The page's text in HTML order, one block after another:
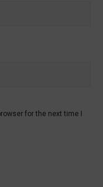
for the next time I